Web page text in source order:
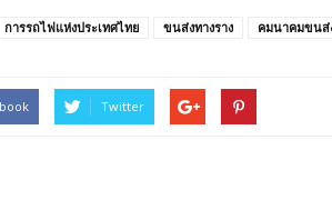
การรถไฟแห่งประเทศไทย ขนส่งทางราง คมนาคมขนส่
Twitter